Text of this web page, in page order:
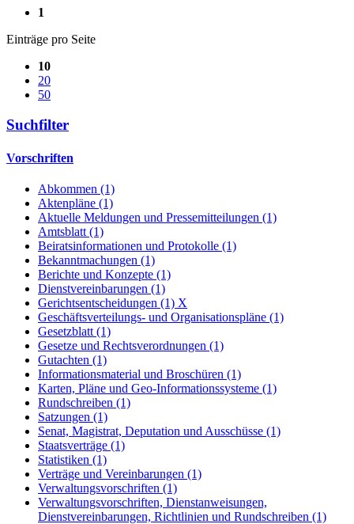
1
Einträge pro Seite
10
20
50
Suchfilter
Vorschriften
Abkommen (1)
Aktenpläne (1)
Aktuelle Meldungen und Pressemitteilungen (1)
Amtsblatt (1)
Beiratsinformationen und Protokolle (1)
Bekanntmachungen (1)
Berichte und Konzepte (1)
Dienstvereinbarungen (1)
Gerichtsentscheidungen (1) X
Geschäftsverteilungs- und Organisationspläne (1)
Gesetzblatt (1)
Gesetze und Rechtsverordnungen (1)
Gutachten (1)
Informationsmaterial und Broschüren (1)
Karten, Pläne und Geo-Informationssysteme (1)
Rundschreiben (1)
Satzungen (1)
Senat, Magistrat, Deputation und Ausschüsse (1)
Staatsverträge (1)
Statistiken (1)
Verträge und Vereinbarungen (1)
Verwaltungsvorschriften (1)
Verwaltungsvorschriften, Dienstanweisungen,
Dienstvereinbarungen, Richtlinien und Rundschreiben (1)